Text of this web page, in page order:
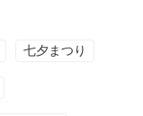
七夕まつり